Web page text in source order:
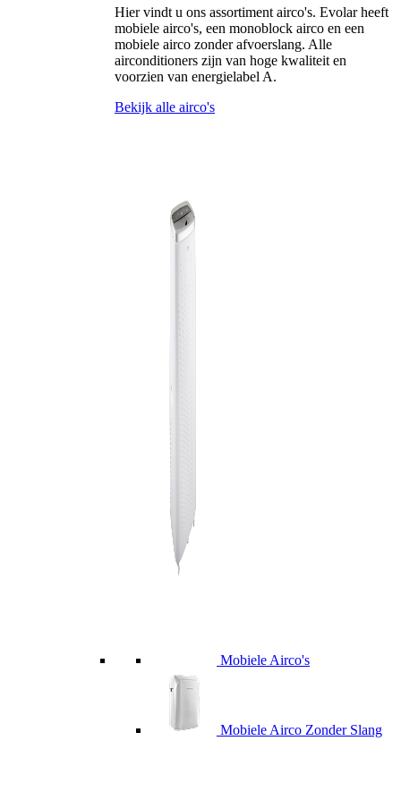
Hier vindt u ons assortiment airco's. Evolar heeft
mobiele airco's, een monoblock airco en een
mobiele airco zonder afvoerslang. Alle
airconditioners zijn van hoge kwaliteit en
voorzien van energielabel A.
Bekijk alle airco's
Mobiele Airco's
Mobiele Airco Zonder Slang